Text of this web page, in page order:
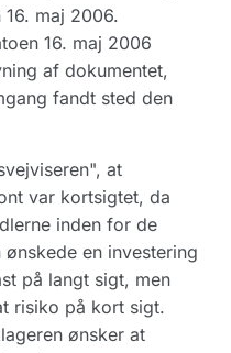
maj 2006.
16. maj 2006
af dokumentet,
fandt sted den
at
var kortsigtet, da
inden for de
en investering
på langt sigt, men
risiko på kort sigt.
ønsker at